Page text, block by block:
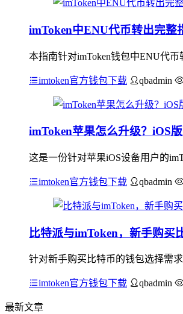
imToken中ENU代币转出完整
本指南针对imToken钱包中ENU代
imtoken官方钱包下载 qbadmin
imToken苹果怎么升级？iOS
这是一份针对苹果iOS设备用户的
imtoken官方钱包下载 qbadmin
比特派与imToken，新手购买
针对新手购买比特币的钱包选择需
imtoken官方钱包下载 qbadmin
最新文章